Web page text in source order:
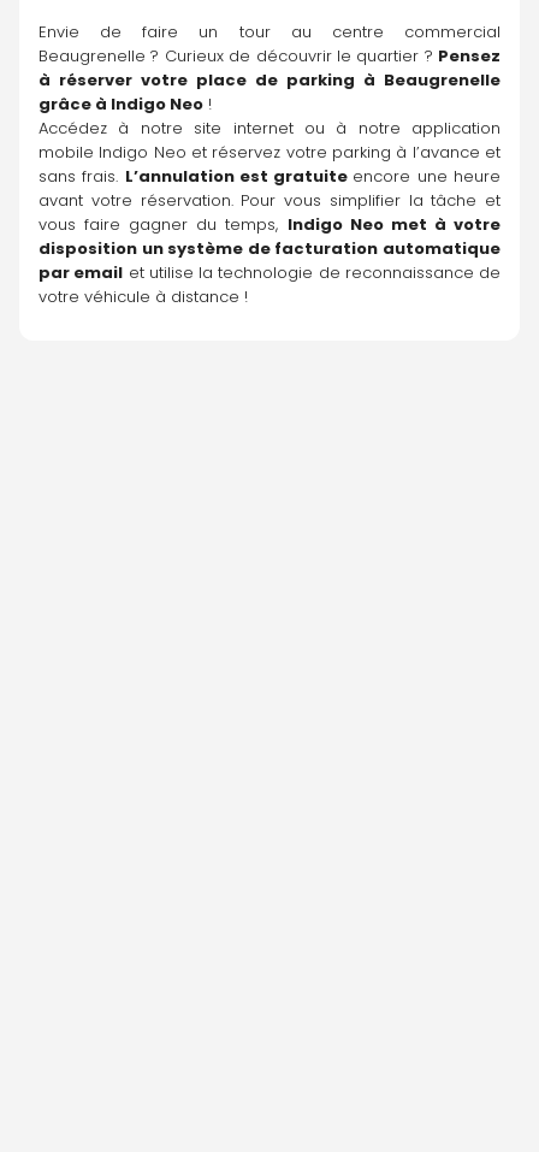
Envie de faire un tour au centre commercial
Beaugrenelle ? Curieux de découvrir le quartier ? Pensez
à réserver votre place de parking à Beaugrenelle
grâce à Indigo Neo !
Accédez à notre site internet ou à notre application
mobile Indigo Neo et réservez votre parking à l’avance et
sans frais. L’annulation est gratuite encore une heure
avant votre réservation. Pour vous simplifier la tâche et
vous faire gagner du temps, Indigo Neo met à votre
disposition un système de facturation automatique
par email et utilise la technologie de reconnaissance de
votre véhicule à distance !